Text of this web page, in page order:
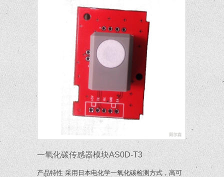
一氧化碳传感器模块AS0D-T3
产品特性 采用日本电化学一氧化碳检测方式，高可